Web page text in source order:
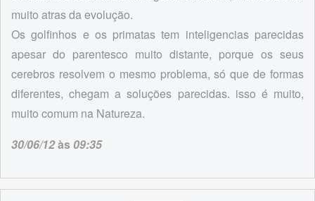
muito atras da evolução.
Os golfinhos e os primatas tem inteligencias parecidas
apesar do parentesco muito distante, porque os seus
cerebros resolvem o mesmo problema, só que de formas
diferentes, chegam a soluções parecidas. isso é muito,
muito comum na Natureza.
30/06/12às09:35